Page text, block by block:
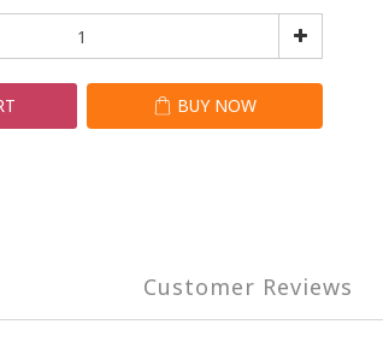
BUY NOW
Customer Reviews